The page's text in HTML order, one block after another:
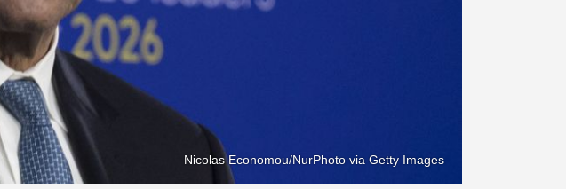
Nicolas Economou/NurPhoto via Getty Images